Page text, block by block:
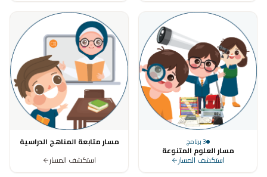
3برنامج
مسار العلوم المتنوعة
استكشف المسار
مسار متابعة المناهج الدراسية
استكشف المسار